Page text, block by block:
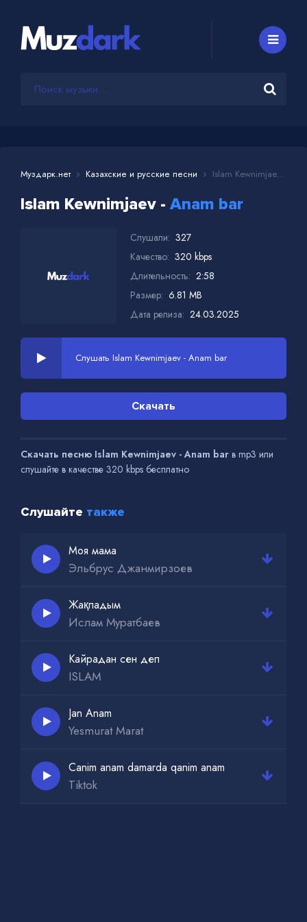
Муздарк.нет Казахские и русские песни Islam Kewnimjaev - Anam bar
Islam Kewnimjaev - Anam bar
Слушали: 327
Качество: 320 kbps
Длительность: 2:58
Размер: 6.81 MB
Дата релиза: 24.03.2025
Слушать Islam Kewnimjaev - Anam bar
Скачать
Скачать песню Islam Kewnimjaev - Anam bar в mp3 или
слушайте в качестве 320 kbps бесплатно
Слушайте также
Моя мама
Эльбрус Джанмирзоев
Жақпадым
Ислам Муратбаев
Кайрадан сен деп
ISLAM
Jan Anam
Yesmurat Marat
Canim anam damarda qanim anam
Tiktok